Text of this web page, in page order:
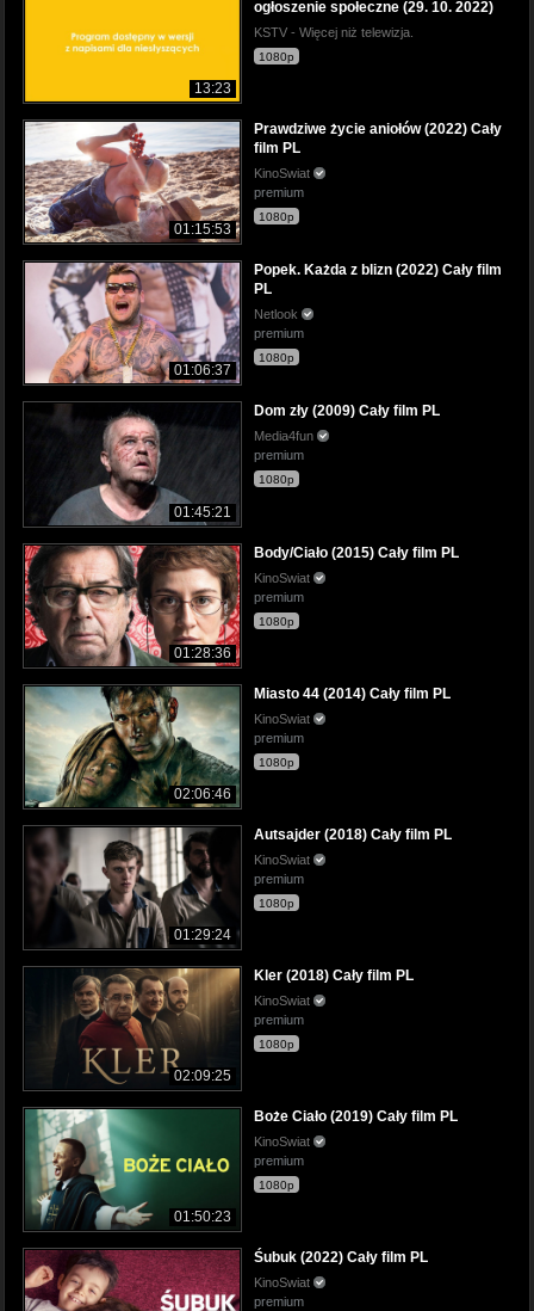
13:23
ogłoszenie społeczne (29. 10. 2022)
KSTV - Więcej niż telewizja.
1080p
01:15:53
Prawdziwe życie aniołów (2022) Cały
film PL
KinoSwiat
premium
1080p
01:06:37
Popek. Każda z blizn (2022) Cały film
PL
Netlook
premium
1080p
01:45:21
Dom zły (2009) Cały film PL
Media4fun
premium
1080p
01:28:36
Body/Ciało (2015) Cały film PL
KinoSwiat
premium
1080p
02:06:46
Miasto 44 (2014) Cały film PL
KinoSwiat
premium
1080p
01:29:24
Autsajder (2018) Cały film PL
KinoSwiat
premium
1080p
02:09:25
Kler (2018) Cały film PL
KinoSwiat
premium
1080p
01:50:23
Boże Ciało (2019) Cały film PL
KinoSwiat
premium
1080p
Śubuk (2022) Cały film PL
KinoSwiat
premium